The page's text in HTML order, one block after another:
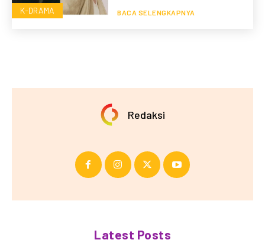
K-DRAMA BACA SELENGKAPNYA
Redaksi
Latest Posts